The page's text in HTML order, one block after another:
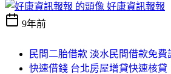
好康資訊報報
9年前
民間二胎借款 淡水民間借款免費
快速借錢 台北房屋增貸快速核貸